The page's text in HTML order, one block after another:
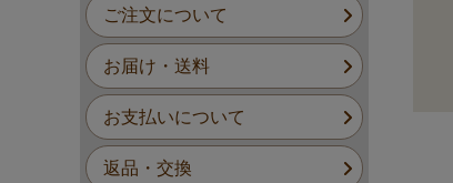
ご注文について
お届け・送料
お支払いについて
返品・交換